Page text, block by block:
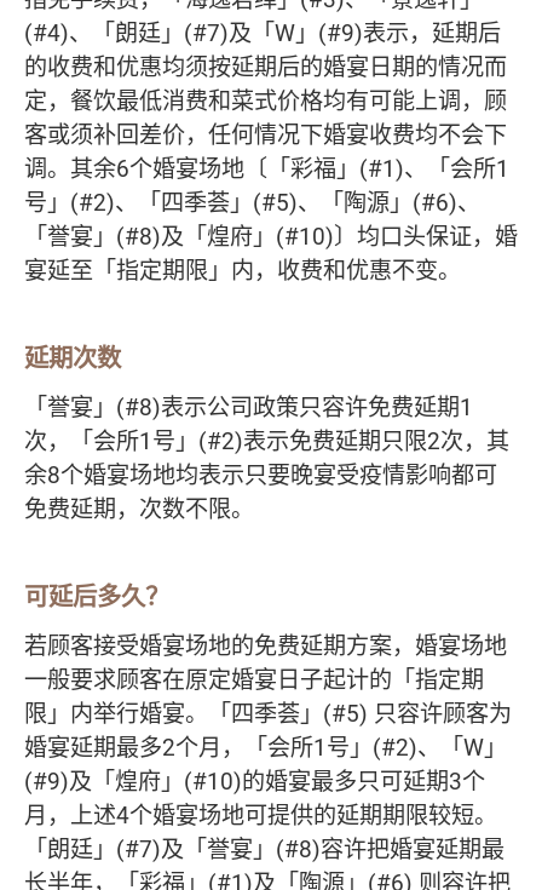
(#4)、「朗廷」(#7)及「W」(#9)表示，延期后
的收费和优惠均须按延期后的婚宴日期的情况而
定，餐饮最低消费和菜式价格均有可能上调，顾
客或须补回差价，任何情况下婚宴收费均不会下
调。其余6个婚宴场地〔「彩福」(#1)、「会所1
号」(#2)、「四季荟」(#5)、「陶源」(#6)、
「誉宴」(#8)及「煌府」(#10)〕均口头保证，婚
宴延至「指定期限」内，收费和优惠不变。
延期次数
「誉宴」(#8)表示公司政策只容许免费延期1
次，「会所1号」(#2)表示免费延期只限2次，其
余8个婚宴场地均表示只要晚宴受疫情影响都可
免费延期，次数不限。
可延后多久？
若顾客接受婚宴场地的免费延期方案，婚宴场地
一般要求顾客在原定婚宴日子起计的「指定期
限」内举行婚宴。「四季荟」(#5) 只容许顾客为
婚宴延期最多2个月，「会所1号」(#2)、「W」
(#9)及「煌府」(#10)的婚宴最多只可延期3个
月，上述4个婚宴场地可提供的延期期限较短。
「朗廷」(#7)及「誉宴」(#8)容许把婚宴延期最
长半年，「彩福」(#1)及「陶源」(#6) 则容许把